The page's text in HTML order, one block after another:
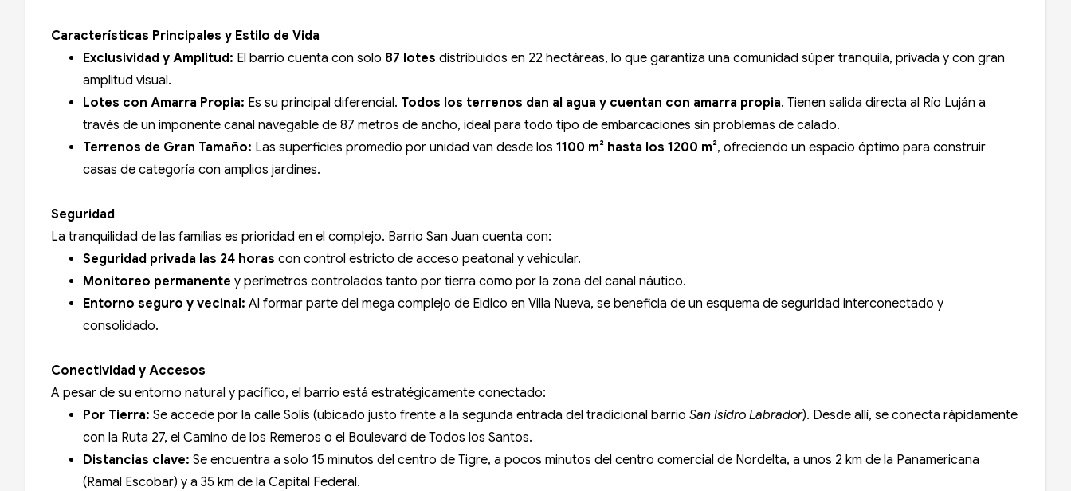
Características Principales y Estilo de Vida
Exclusividad y Amplitud: El barrio cuenta con solo 87 lotes distribuidos en 22 hectáreas, lo que garantiza una comunidad súper tranquila, privada y con gran
amplitud visual.
Lotes con Amarra Propia: Es su principal diferencial. Todos los terrenos dan al agua y cuentan con amarra propia. Tienen salida directa al Río Luján a
través de un imponente canal navegable de 87 metros de ancho, ideal para todo tipo de embarcaciones sin problemas de calado.
Terrenos de Gran Tamaño: Las superficies promedio por unidad van desde los 1100 m² hasta los 1200 m², ofreciendo un espacio óptimo para construir
casas de categoría con amplios jardines.
Seguridad
La tranquilidad de las familias es prioridad en el complejo. Barrio San Juan cuenta con:
Seguridad privada las 24 horas con control estricto de acceso peatonal y vehicular.
Monitoreo permanente y perímetros controlados tanto por tierra como por la zona del canal náutico.
Entorno seguro y vecinal: Al formar parte del mega complejo de Eidico en Villa Nueva, se beneficia de un esquema de seguridad interconectado y
consolidado.
Conectividad y Accesos
A pesar de su entorno natural y pacífico, el barrio está estratégicamente conectado:
Por Tierra: Se accede por la calle Solís (ubicado justo frente a la segunda entrada del tradicional barrio San Isidro Labrador). Desde allí, se conecta rápidamente
con la Ruta 27, el Camino de los Remeros o el Boulevard de Todos los Santos.
Distancias clave: Se encuentra a solo 15 minutos del centro de Tigre, a pocos minutos del centro comercial de Nordelta, a unos 2 km de la Panamericana
(Ramal Escobar) y a 35 km de la Capital Federal.